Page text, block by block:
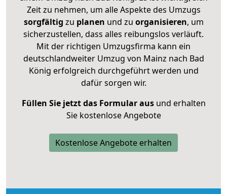
Zeit zu nehmen, um alle Aspekte des Umzugs
sorgfältig zu planen und zu organisieren, um
sicherzustellen, dass alles reibungslos verläuft.
Mit der richtigen Umzugsfirma kann ein
deutschlandweiter Umzug von Mainz nach Bad
König erfolgreich durchgeführt werden und
dafür sorgen wir.
Füllen Sie jetzt das Formular ausund erhalten
Sie kostenlose Angebote
Kostenlose Angebote erhalten